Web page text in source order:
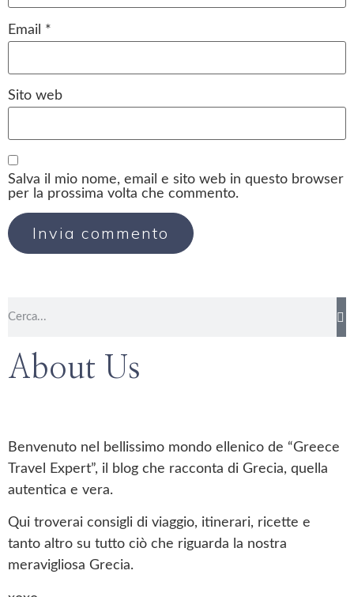
Email *
Sito web
Salva il mio nome, email e sito web in questo browser
per la prossima volta che commento.
About Us
Benvenuto nel bellissimo mondo ellenico de “Greece
Travel Expert”, il blog che racconta di Grecia, quella
autentica e vera.
Qui troverai consigli di viaggio, itinerari, ricette e
tanto altro su tutto ciò che riguarda la nostra
meravigliosa Grecia.